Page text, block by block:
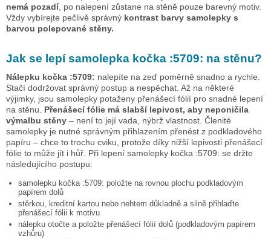
nemá pozadí, po nalepení zůstane na stěně pouze barevný motiv.
Vždy vybírejte pečlivě správný kontrast barvy samolepky s
barvou polepované stěny.
Jak se lepí samolepka kočka :5709: na stěnu?
Nálepku kočka :5709: nalepíte na zeď poměrně snadno a rychle.
Stačí dodržovat správný postup a nespěchat. Až na některé
výjimky, jsou samolepky potaženy přenášecí fólií pro snadné lepení
na stěnu. Přenášecí fólie má slabší lepivost, aby neponičila
výmalbu stěny – není to její vada, nýbrž vlastnost. Členité
samolepky je nutné správným přihlazením přenést z podkladového
papíru – chce to trochu cviku, protože díky nižší lepivosti přenášecí
fólie to může jít i hůř. Při lepení samolepky kočka :5709: se držte
následujícího postupu:
samolepku kočka :5709: položte na rovnou plochu podkladovým
papírem dolů
stěrkou, kreditní kartou nebo nehtem důkladně a silně přihlaďte
přenášecí fólii k motivu
nálepku otočte a položte přenášecí fólií dolů (podkladovým papírem
vzhůru)